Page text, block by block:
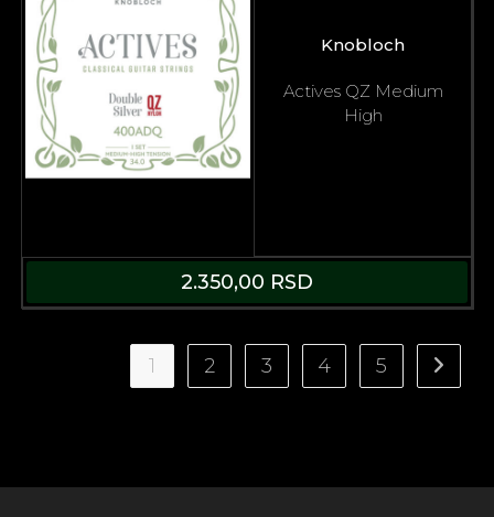
Knobloch
Actives QZ Medium
High
2.350,00 RSD
1 2 3 4 5